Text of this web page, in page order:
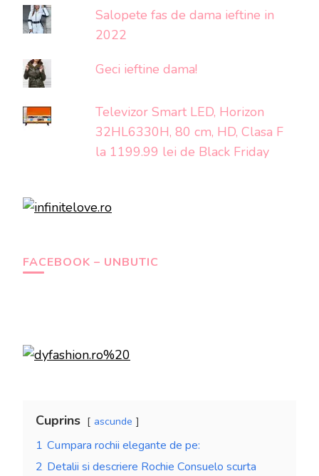
Salopete fas de dama ieftine in
2022
Geci ieftine dama!
Televizor Smart LED, Horizon
32HL6330H, 80 cm, HD, Clasa F
la 1199.99 lei de Black Friday
FACEBOOK – UNBUTIC
Cuprins ascunde
1 Cumpara rochii elegante de pe:
2 Detalii si descriere Rochie Consuelo scurta